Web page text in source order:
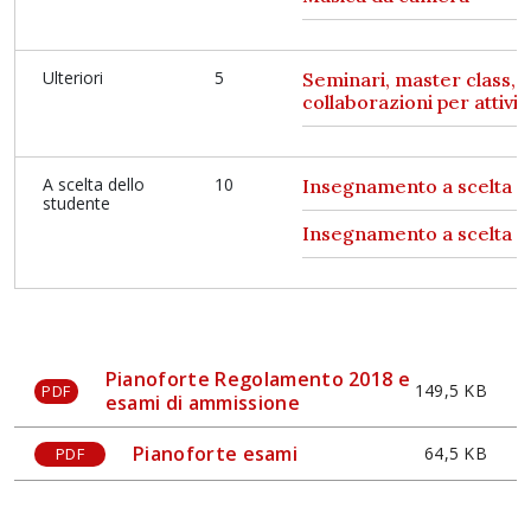
Ulteriori 5
Seminari, master class,
collaborazioni per
A scelta dello
studente
10
Insegnamento a scelta
Insegnamento a scelta
PDF
Pianoforte Regolamento 2018 e
esami di ammissione
149,5 KB
PDF Pianoforte esami 64,5 KB